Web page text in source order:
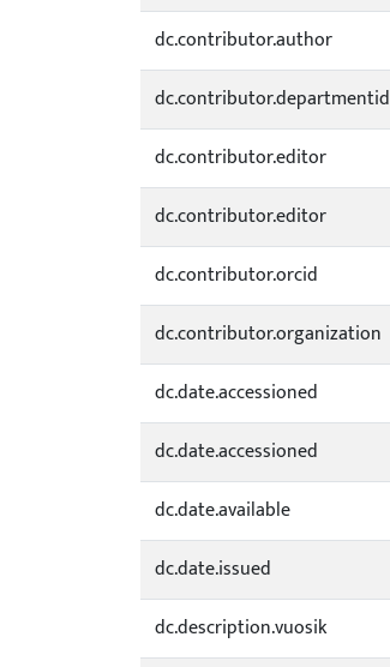
dc.contributor.author
dc.contributor.departmentid
dc.contributor.editor
dc.contributor.editor
dc.contributor.orcid
dc.contributor.organization
dc.date.accessioned
dc.date.accessioned
dc.date.available
dc.date.issued
dc.description.vuosik